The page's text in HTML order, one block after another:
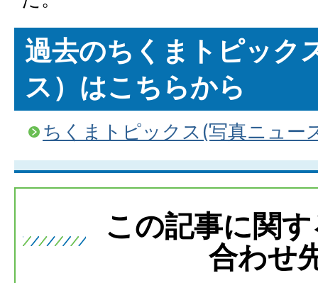
過去のちくまトピック
ス）はこちらから
ちくまトピックス(写真ニュー
この記事に関
合わせ